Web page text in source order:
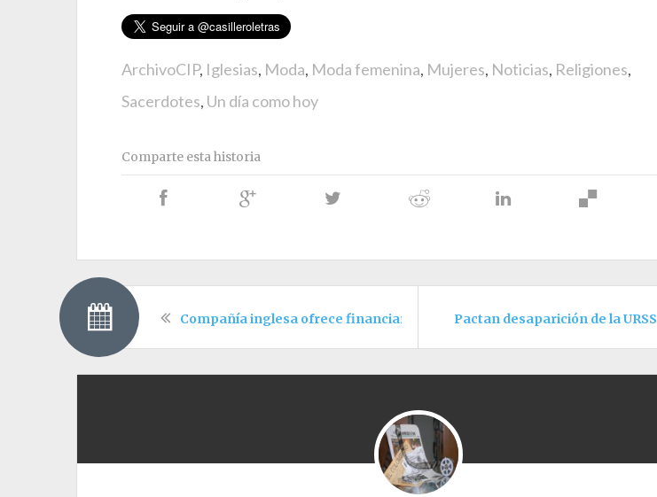
ArchivoCIP, Iglesias, Moda, Moda femenina, Mujeres, Noticias, Religiones,
Sacerdotes, Un día como hoy
Comparte esta historia
Compañía inglesa ofrece financiar puerto en UrabáPactan desaparición de la URSS